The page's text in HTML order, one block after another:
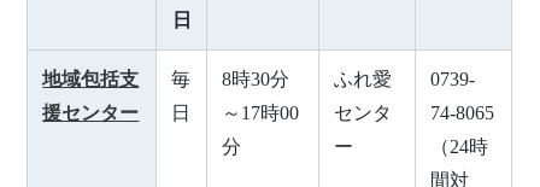
日
地域包括支
援センター
毎
日
8時30分
～17時00
分
ふれ愛
センタ
ー
0739-
74-8065
（24時
間対